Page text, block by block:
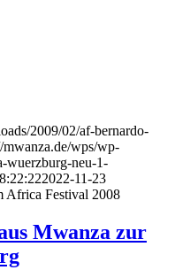
2009/02/af-bernardo-
mwanza.de/wps/wp-
wuerzburg-neu-1-
2022-11-23
Festival 2008
Mwanza zur